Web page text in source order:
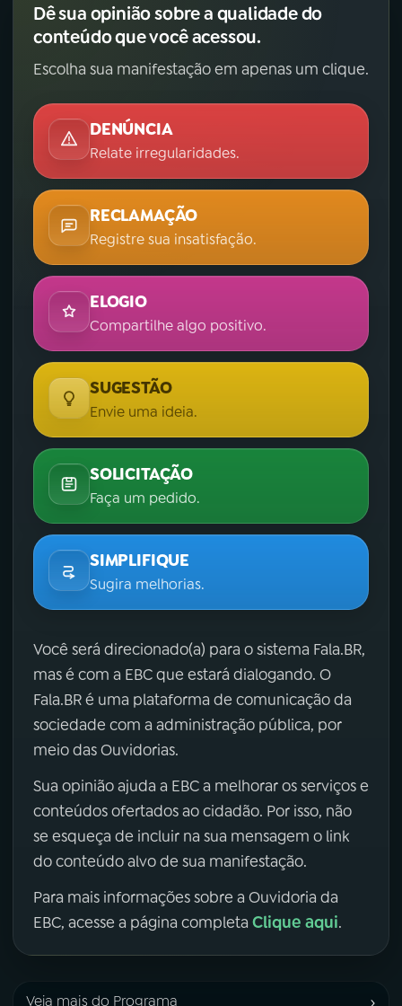
Dê sua opinião sobre a qualidade do
conteúdo que você acessou.
Escolha sua manifestação em apenas um clique.
DENÚNCIA
Relate irregularidades.
RECLAMAÇÃO
Registre sua insatisfação.
ELOGIO
Compartilhe algo positivo.
SUGESTÃO
Envie uma ideia.
SOLICITAÇÃO
Faça um pedido.
SIMPLIFIQUE
Sugira melhorias.
Você será direcionado(a) para o sistema Fala.BR,
mas é com a EBC que estará dialogando. O
Fala.BR é uma plataforma de comunicação da
sociedade com a administração pública, por
meio das Ouvidorias.
Sua opinião ajuda a EBC a melhorar os serviços e
conteúdos ofertados ao cidadão. Por isso, não
se esqueça de incluir na sua mensagem o link
do conteúdo alvo de sua manifestação.
Para mais informações sobre a Ouvidoria da
EBC, acesse a página completa Clique aqui.
Veja mais do Programa